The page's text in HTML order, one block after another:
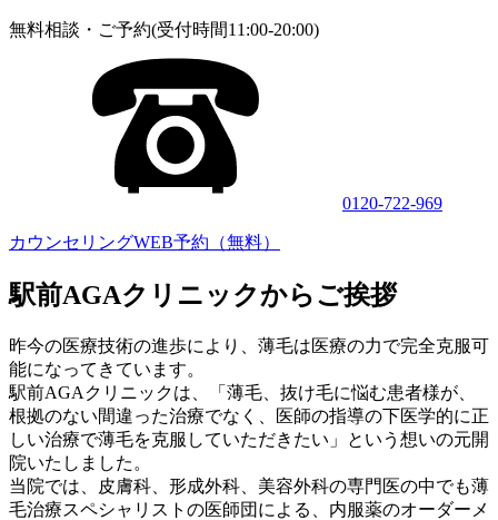
無料相談・ご予約(受付時間11:00-20:00)
0120-722-969
カウンセリングWEB予約（無料）
駅前AGAクリニックからご挨拶
昨今の医療技術の進歩により、薄毛は医療の力で完全克服可
能になってきています。
駅前AGAクリニックは、「薄毛、抜け毛に悩む患者様が、
根拠のない間違った治療でなく、医師の指導の下医学的に正
しい治療で薄毛を克服していただきたい」という想いの元開
院いたしました。
当院では、皮膚科、形成外科、美容外科の専門医の中でも薄
毛治療スペシャリストの医師団による、内服薬のオーダーメ